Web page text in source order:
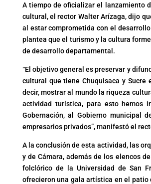
A tiempo de oficializar el lanzamiento
cultural, el rector Walter Arízaga, dijo
al estar comprometida con el
plantea que el turismo y la cultura
de desarrollo departamental.
“El objetivo general es preservar y
cultural que tiene Chuquisaca y Sucre
decir, mostrar al mundo la riqueza
actividad turística, para esto hemos
Gobernación, al Gobierno municipal
empresarios privados”, manifestó el
A la conclusión de esta actividad, las
y de Cámara, además de los elencos
folclórico de la Universidad de San
ofrecieron una gala artística en el patio